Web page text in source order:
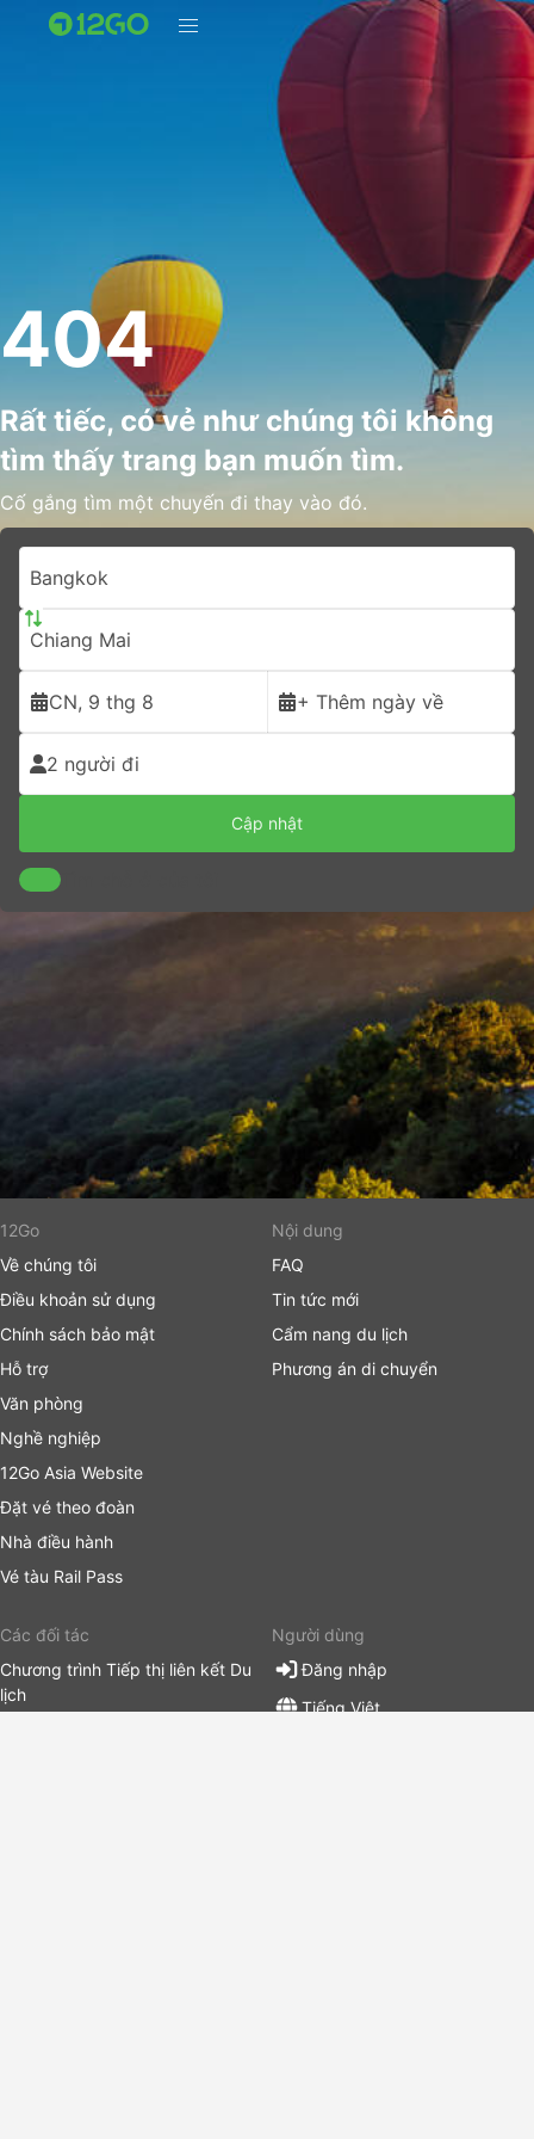
404
Rất tiếc, có vẻ như chúng tôi không
tìm thấy trang bạn muốn tìm.
Cố gắng tìm một chuyến đi thay vào đó.
Bangkok
Chiang Mai
CN, 9 thg 8 + Thêm ngày về
2 người đi
Cập nhật
12Go
Về chúng tôi
Điều khoản sử dụng
Chính sách bảo mật
Hỗ trợ
Văn phòng
Nghề nghiệp
12Go Asia Website
Đặt vé theo đoàn
Nhà điều hành
Vé tàu Rail Pass
Nội dung
FAQ
Tin tức mới
Cẩm nang du lịch
Phương án di chuyển
Các đối tác
Chương trình Tiếp thị liên kết Du
lịch
Người dùng
Đăng nhập
Tiếng Việt